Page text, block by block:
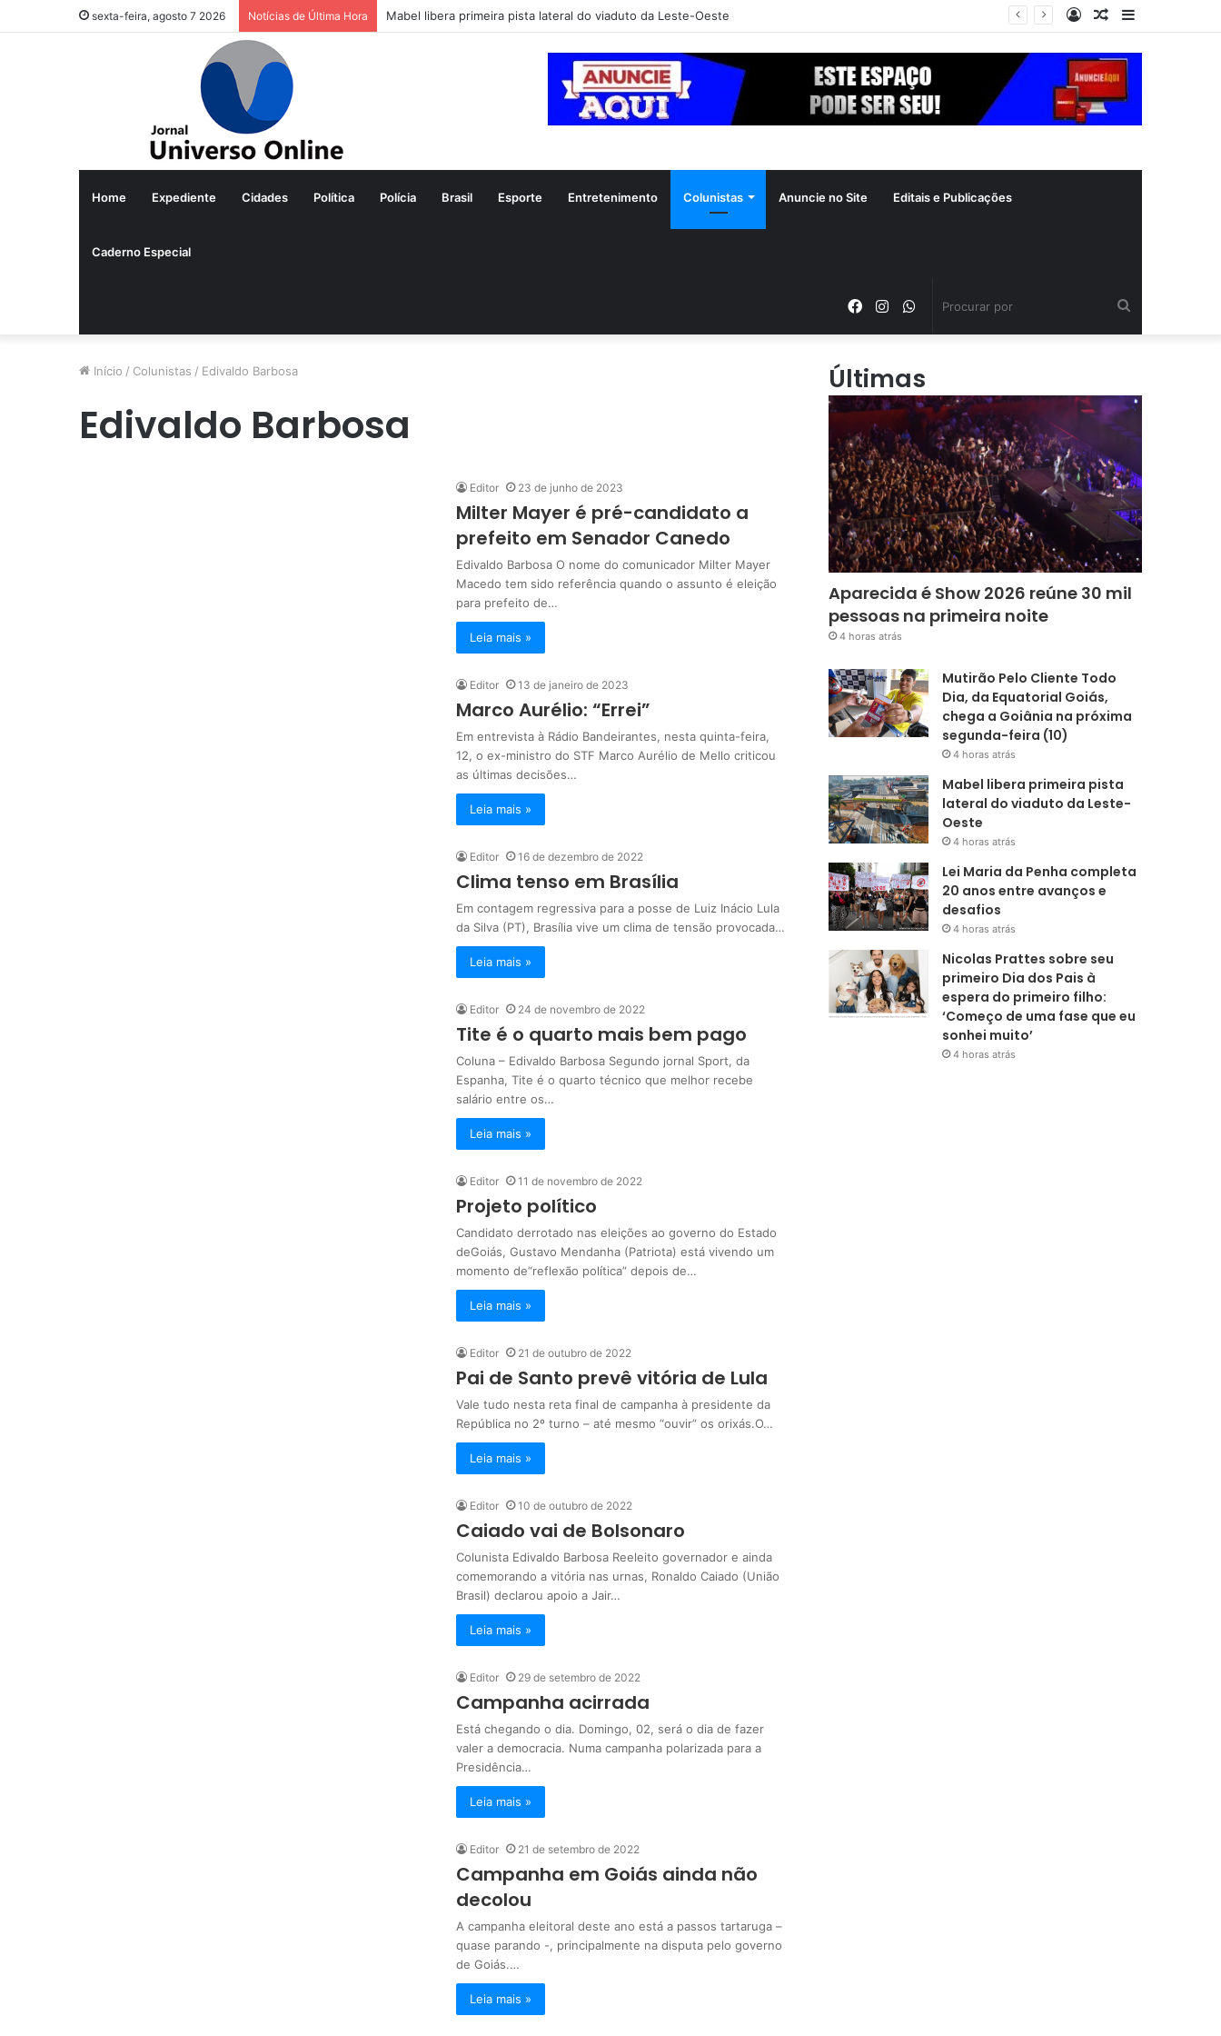
sexta-feira, agosto 7 2026 Notícias de Última Hora Mabel libera primeira pista lateral do viaduto da Leste-Oeste
Barra
Artigo
Entrar
Home Expediente Cidades Política Polícia Brasil Esporte Entretenimento Colunistas Anuncie no Site Editais e Publicações
Caderno Especial
WhatsApp
Instagram
Facebook
Início / Colunistas / Edivaldo Barbosa
Edivaldo Barbosa
Editor 23 de junho de 2023
Milter Mayer é pré-candidato a
prefeito em Senador Canedo
Edivaldo Barbosa O nome do comunicador Milter Mayer
Macedo tem sido referência quando o assunto é eleição
para prefeito de…
Leia mais »
Editor 13 de janeiro de 2023
Marco Aurélio: “Errei”
Em entrevista à Rádio Bandeirantes, nesta quinta-feira,
12, o ex-ministro do STF Marco Aurélio de Mello criticou
as últimas decisões…
Leia mais »
Editor 16 de dezembro de 2022
Clima tenso em Brasília
Em contagem regressiva para a posse de Luiz Inácio Lula
da Silva (PT), Brasília vive um clima de tensão provocada…
Leia mais »
Editor 24 de novembro de 2022
Tite é o quarto mais bem pago
Coluna – Edivaldo Barbosa Segundo jornal Sport, da
Espanha, Tite é o quarto técnico que melhor recebe
salário entre os…
Leia mais »
Editor 11 de novembro de 2022
Projeto político
Candidato derrotado nas eleições ao governo do Estado
deGoiás, Gustavo Mendanha (Patriota) está vivendo um
momento de“reflexão política” depois de…
Leia mais »
Editor 21 de outubro de 2022
Pai de Santo prevê vitória de Lula
Vale tudo nesta reta final de campanha à presidente da
República no 2º turno – até mesmo “ouvir” os orixás.O…
Leia mais »
Editor 10 de outubro de 2022
Caiado vai de Bolsonaro
Colunista Edivaldo Barbosa Reeleito governador e ainda
comemorando a vitória nas urnas, Ronaldo Caiado (União
Brasil) declarou apoio a Jair…
Leia mais »
Editor 29 de setembro de 2022
Campanha acirrada
Está chegando o dia. Domingo, 02, será o dia de fazer
valer a democracia. Numa campanha polarizada para a
Presidência…
Leia mais »
Editor 21 de setembro de 2022
Campanha em Goiás ainda não
decolou
A campanha eleitoral deste ano está a passos tartaruga –
quase parando -, principalmente na disputa pelo governo
de Goiás.…
Leia mais »
Últimas
Aparecida é Show 2026 reúne 30 mil
pessoas na primeira noite
4 horas atrás
Mutirão Pelo Cliente Todo
Dia, da Equatorial Goiás,
chega a Goiânia na próxima
segunda-feira (10)
4 horas atrás
Mabel libera primeira pista
lateral do viaduto da Leste-
Oeste
4 horas atrás
Lei Maria da Penha completa
20 anos entre avanços e
desafios
4 horas atrás
Nicolas Prattes sobre seu
primeiro Dia dos Pais à
espera do primeiro filho:
‘Começo de uma fase que eu
sonhei muito’
4 horas atrás